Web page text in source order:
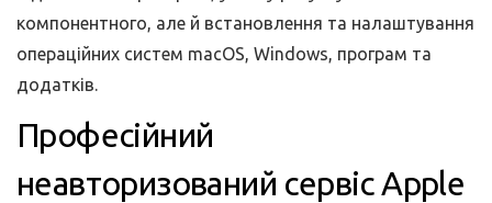
компонентного, але й встановлення та налаштування
операційних систем macOS, Windows, програм та
додатків.
Професійний
неавторизований сервіс Apple